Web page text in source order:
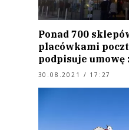
Ponad 700
placówkami
podpisuje umowę
30.08.2021 / 17:27